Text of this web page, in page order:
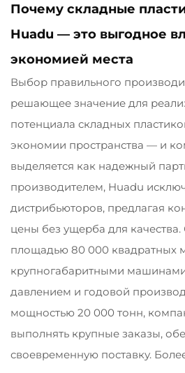
Почему складные
Huadu — это выгодное
экономией места
Выбор правильного
решающее значение для
потенциала складных
экономии пространства — и
выделяется как надежный
производителем, Huadu
дистрибьюторов, предлагая
цены без ущерба для
площадью 80 000 квадратных
крупногабаритными
давлением и годовой
мощностью 20 000 тонн,
выполнять крупные заказы,
своевременную поставку.